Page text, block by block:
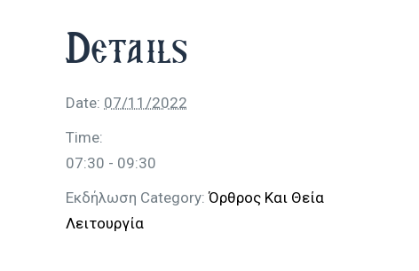
Details
Date: 07/11/2022
Time:
07:30 - 09:30
Εκδήλωση Category: Όρθρος Και Θεία
Λειτουργία